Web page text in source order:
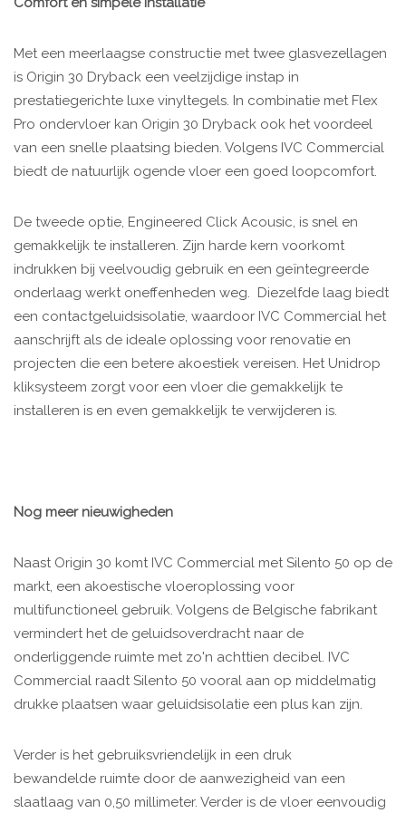
Met een meerlaagse constructie met twee glasvezellagen
is Origin 30 Dryback een veelzijdige instap in
prestatiegerichte luxe vinyltegels. In combinatie met Flex
Pro ondervloer kan Origin 30 Dryback ook het voordeel
van een snelle plaatsing bieden. Volgens IVC Commercial
biedt de natuurlijk ogende vloer een goed loopcomfort.
De tweede optie, Engineered Click Acousic, is snel en
gemakkelijk te installeren. Zijn harde kern voorkomt
indrukken bij veelvoudig gebruik en een geïntegreerde
onderlaag werkt oneffenheden weg. Diezelfde laag biedt
een contactgeluidsisolatie, waardoor IVC Commercial het
aanschrijft als de ideale oplossing voor renovatie en
projecten die een betere akoestiek vereisen. Het Unidrop
kliksysteem zorgt voor een vloer die gemakkelijk te
installeren is en even gemakkelijk te verwijderen is.
Nog meer nieuwigheden
Naast Origin 30 komt IVC Commercial met Silento 50 op de
markt, een akoestische vloeroplossing voor
multifunctioneel gebruik. Volgens de Belgische fabrikant
vermindert het de geluidsoverdracht naar de
onderliggende ruimte met zo'n achttien decibel. IVC
Commercial raadt Silento 50 vooral aan op middelmatig
drukke plaatsen waar geluidsisolatie een plus kan zijn.
Verder is het gebruiksvriendelijk in een druk
bewandelde ruimte door de aanwezigheid van een
slaatlaag van 0,50 millimeter. Verder is de vloer eenvoudig